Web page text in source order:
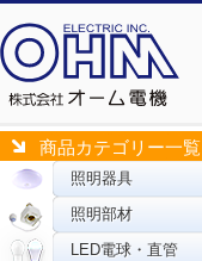
商品カテゴリー一覧
照明器具
照明部材
LED電球・直管